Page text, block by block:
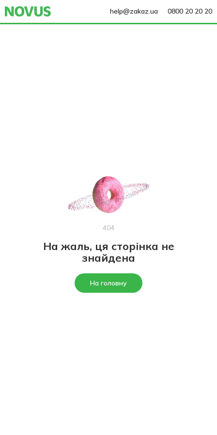
help@zakaz.ua 0800 20 20 20
404
На жаль, ця сторінка не
знайдена
На головну